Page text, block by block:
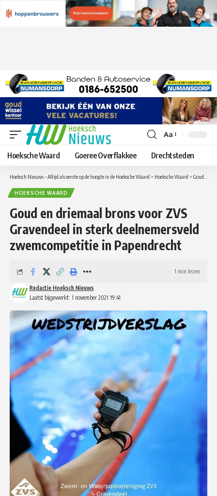
Lettergrootte
aanpassen
Aa
Hoeksche Waard Goeree Overflakkee Drechtsteden
Hoeksch Nieuws – Altijd als eerste op de hoogte in de Hoeksche Waard > Hoeksche Waard > Goud en driemaal brons voor ZVS Gravendeel in sterk deelnemersveld zwemcompetitie in Papendrecht
HOEKSCHE WAARD
Goud en driemaal brons voor ZVS
Gravendeel in sterk deelnemersveld
zwemcompetitie in Papendrecht
Laatst bijgewerkt: 1 november 2021 19:41
Redactie Hoeksch Nieuws
1 min lezen